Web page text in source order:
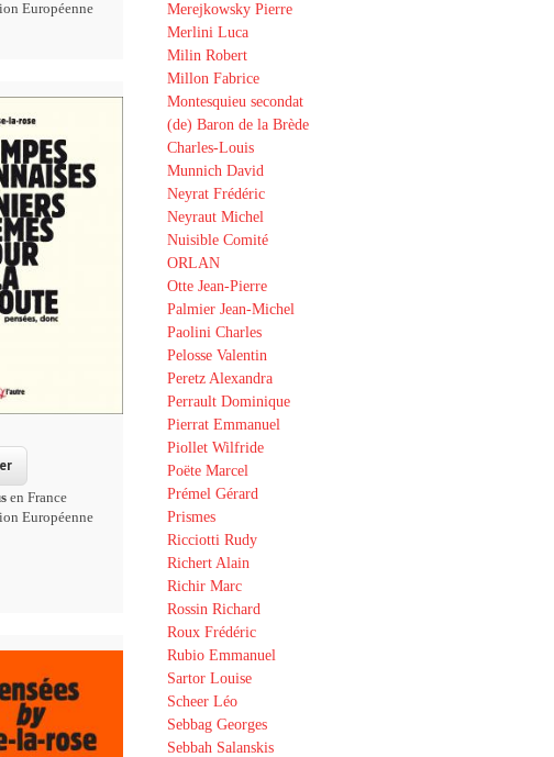
Européenne
en France
Européenne
Merejkowsky Pierre
Merlini Luca
Milin Robert
Millon Fabrice
Montesquieu secondat
(de) Baron de la Brède
Charles-Louis
Munnich David
Neyrat Frédéric
Neyraut Michel
Nuisible Comité
ORLAN
Otte Jean-Pierre
Palmier Jean-Michel
Paolini Charles
Pelosse Valentin
Peretz Alexandra
Perrault Dominique
Pierrat Emmanuel
Piollet Wilfride
Poëte Marcel
Prémel Gérard
Prismes
Ricciotti Rudy
Richert Alain
Richir Marc
Rossin Richard
Roux Frédéric
Rubio Emmanuel
Sartor Louise
Scheer Léo
Sebbag Georges
Sebbah Salanskis